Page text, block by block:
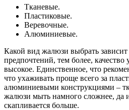
Тканевые.
Пластиковые.
Веревочные.
Алюминиевые.
Какой вид жалюзи выбрать
предпочтений, тем более, качество
высокое. Единственное, что
что ухаживать проще всего за
алюминиевыми конструкциями –
жалюзи мыть намного сложнее, да
скапливается больше.